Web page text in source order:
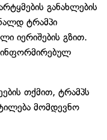
განახლების
ტრამპი
იერიშების გზით.
ინფორმირებულ
თქმით, ტრამპს
მომდევნო